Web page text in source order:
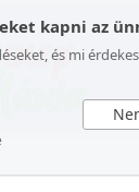
kapni az
és mi